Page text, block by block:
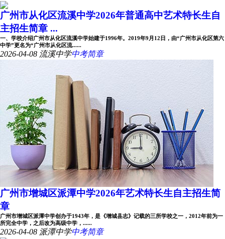
广州市从化区流溪中学2026年普通高中艺术特长生自
主招生简章 ...
一、学校介绍广州市从化区流溪中学始建于1996年。2019年9月12日，由“广州市从化区第六
中学”更名为“广州市从化区流......
2026-04-08 流溪中学中考简章
广州市增城区派潭中学2026年艺术特长生自主招生简
章
广州市增城区派潭中学创办于1943年，是《增城县志》记载的三所学校之一，2012年前为一
所完全中学，之后改为高级中学，......
2026-04-08 派潭中学中考简章